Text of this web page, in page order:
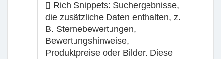
Rich Snippets: Suchergebnisse,
die zusätzliche Daten enthalten, z.
B. Sternebewertungen,
Bewertungshinweise,
Produktpreise oder Bilder. Diese